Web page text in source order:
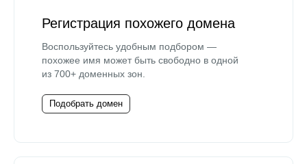
Регистрация похожего домена
Воспользуйтесь удобным подбором —
похожее имя может быть свободно в одной
из 700+ доменных зон.
Подобрать домен